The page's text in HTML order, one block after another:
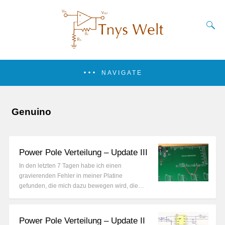
NAVIGATE
Genuino
Power Pole Verteilung – Update III
In den letzten 7 Tagen habe ich einen
gravierenden Fehler in meiner Platine
gefunden, die mich dazu bewegen wird, die…
Power Pole Verteilung – Update II